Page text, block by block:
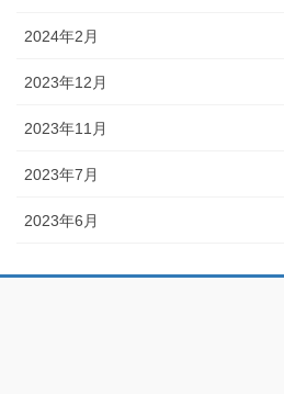
2024年2月
2023年12月
2023年11月
2023年7月
2023年6月